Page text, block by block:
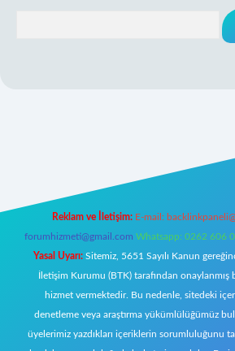
Reklam ve İletişim: E-mail:
forumhizmeti@gmail.com Whatsapp: 0262 606
Yasal Uyarı: Sitemiz, 5651 Sayılı Kanun
İletişim Kurumu (BTK) tarafından onaylanmış
hizmet vermektedir. Bu nedenle, sitedeki
denetleme veya araştırma yükümlülüğümüz
üyelerimiz yazdıkları içeriklerin sorumluluğunu